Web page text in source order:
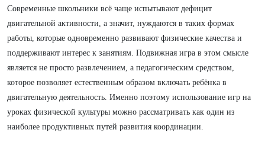
Современные школьники всё чаще испытывают дефицит
двигательной активности, а значит, нуждаются в таких формах
работы, которые одновременно развивают физические качества и
поддерживают интерес к занятиям. Подвижная игра в этом смысле
является не просто развлечением, а педагогическим средством,
которое позволяет естественным образом включать ребёнка в
двигательную деятельность. Именно поэтому использование игр на
уроках физической культуры можно рассматривать как один из
наиболее продуктивных путей развития координации.